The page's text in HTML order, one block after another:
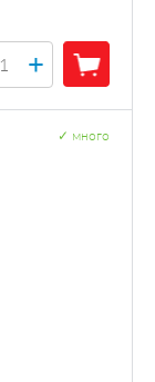
+
много